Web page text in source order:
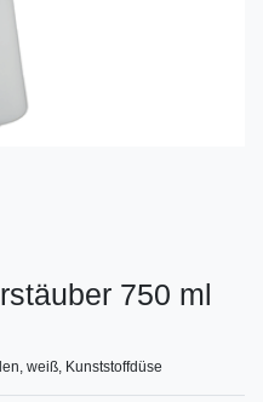
750 ml
weiß, Kunststoffdüse